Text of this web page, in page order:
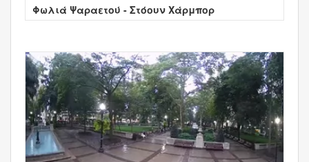
Φωλιά Ψαραετού - Στόουν Χάρμπορ